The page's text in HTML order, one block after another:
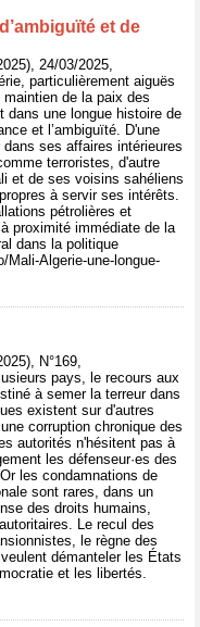
et de
24/03/2025,
particulièrement aiguës
de la paix des
dans une longue histoire de
et l’ambiguïté. D'une
ses affaires intérieures
terroristes, d'autre
et de ses voisins sahéliens
à servir ses intérêts.
pétrolières et
proximité immédiate de la
dans la politique
Algerie-une-longue-
N°169,
pays, le recours aux
à semer la terreur dans
existent sur d'autres
corruption chronique des
autorités n'hésitent pas à
les défenseur·es des
les condamnations de
sont rares, dans un
des droits humains,
Le recul des
le règne des
démanteler les États
et les libertés.